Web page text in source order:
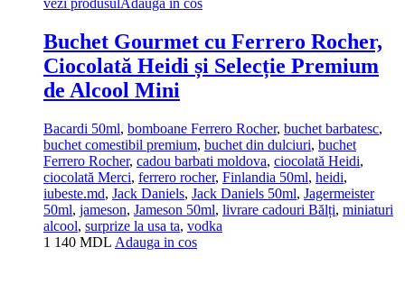
vezi produsulAdauga in cos
Buchet Gourmet cu Ferrero Rocher,
Ciocolată Heidi și Selecție Premium
de Alcool Mini
Bacardi 50ml, bomboane Ferrero Rocher, buchet barbatesc,
buchet comestibil premium, buchet din dulciuri, buchet
Ferrero Rocher, cadou barbati moldova, ciocolată Heidi,
ciocolată Merci, ferrero rocher, Finlandia 50ml, heidi,
iubeste.md, Jack Daniels, Jack Daniels 50ml, Jagermeister
50ml, jameson, Jameson 50ml, livrare cadouri Bălți, miniaturi
alcool, surprize la usa ta, vodka
1 140 MDL Adauga in cos